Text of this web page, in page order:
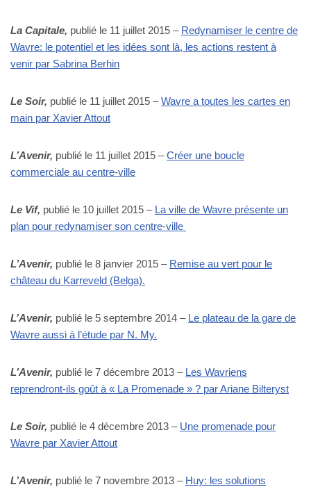
La Capitale, publié le 11 juillet 2015 – Redynamiser le centre de
Wavre: le potentiel et les idées sont là, les actions restent à
venir par Sabrina Berhin
Le Soir, publié le 11 juillet 2015 –Wavre a toutes les cartes en
main par Xavier Attout
L’Avenir, publié le 11 juillet 2015 –Créer une boucle
commerciale au centre-ville
Le Vif, publié le 10 juillet 2015 – La ville de Wavre présente un
plan pour redynamiser son centre-ville
L’Avenir, publié le 8 janvier 2015 – Remise au vert pour le
château du Karreveld (Belga).
L’Avenir, publié le 5 septembre 2014 – Le plateau de la gare de
Wavre aussi à l’étude par N. My.
L’Avenir, publié le 7 décembre 2013 – Les Wavriens
reprendront-ils goût à « La Promenade » ? par Ariane Bilteryst
Le Soir, publié le 4 décembre 2013 – Une promenade pour
Wavre par Xavier Attout
L’Avenir, publié le 7 novembre 2013 – Huy: les solutions